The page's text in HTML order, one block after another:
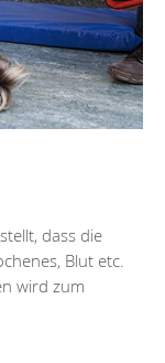
dass die
Blut etc.
wird zum